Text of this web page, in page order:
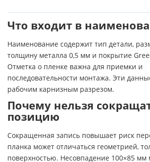
Что входит в
Наименование содержит тип детали,
толщину металла 0,5 мм и покрытие
Отметка о пленке важна для приемки и
последовательности монтажа. Эти
рабочим карнизным разрезом.
Почему нельзя
позицию
Сокращенная запись повышает риск
планка может отличаться геометрией,
поверхностью. Несовпадение 100×85 мм